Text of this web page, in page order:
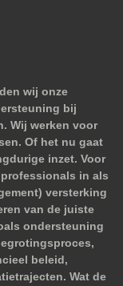
wij onze
bij
Wij werken voor
Of het nu gaat
inzet. Voor
in als
versterking
van de juiste
ondersteuning
beleid,
Wat de